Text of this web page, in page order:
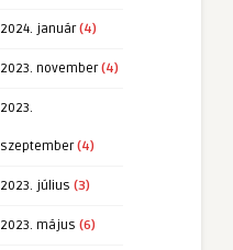
2024. január(4)
2023. november(4)
2023.
szeptember(4)
2023. július (3)
2023. május (6)